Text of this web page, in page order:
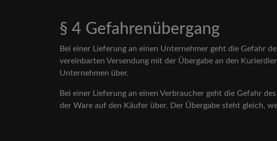
§ 4 Gefahrenübergang
Bei einer Lieferung an einen Unternehmer geht die Gefahr
vereinbarten Versendung mit der Übergabe an den
Unternehmen über.
Bei einer Lieferung an einen Verbraucher geht die Gefahr
der Ware auf den Käufer über. Der Übergabe steht gleich,